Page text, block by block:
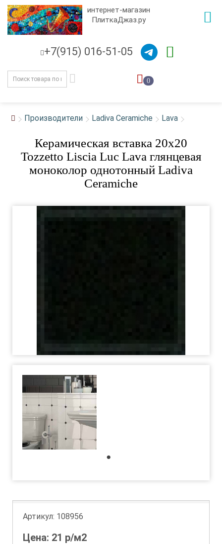
интернет-магазин
ПлиткаДжаз.ру
+7(915) 016-51-05
0
Производители Ladiva Сeramiche Lava
Керамическая вставка 20x20
Tozzetto Liscia Luc Lava глянцевая
моноколор однотонный Ladiva
Сeramiche
Артикул: 108956
Цена: 21 р/м2